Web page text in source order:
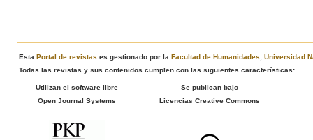
Esta Portal de revistas es gestionado por la Facultad de Humanidades
Universidad
Todas las revistas y sus contenidos cumplen con las siguientes características:
Utilizan el software libre
Open Journal Systems
Se publican bajo
Licencias Creative Commons